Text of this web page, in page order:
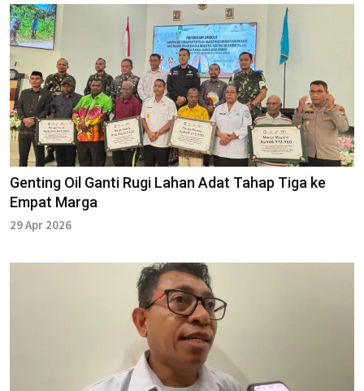
Genting Oil Ganti Rugi Lahan Adat Tahap Tiga ke
Empat Marga
29 Apr 2026